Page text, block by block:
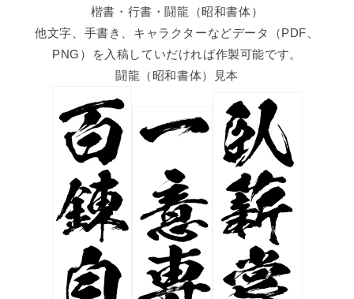
楷書・行書・闘龍（昭和書体）
他文字、手書き、キャラクターなどデータ（PDF、
PNG）を入稿していだければ作製可能です。
闘龍（昭和書体）見本